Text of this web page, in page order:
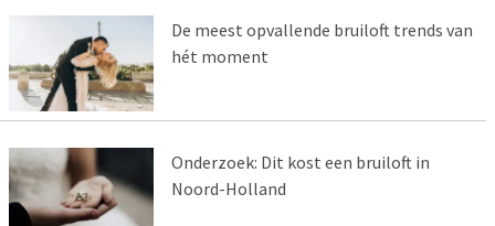
De meest opvallende bruiloft trends van
hét moment
Onderzoek: Dit kost een bruiloft in
Noord-Holland